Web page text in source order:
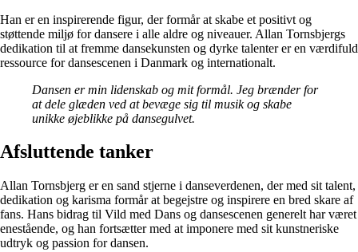
Han er en inspirerende figur, der formår at skabe et positivt og
støttende miljø for dansere i alle aldre og niveauer. Allan Tornsbjergs
dedikation til at fremme dansekunsten og dyrke talenter er en værdifuld
ressource for dansescenen i Danmark og internationalt.
Dansen er min lidenskab og mit formål. Jeg brænder for
at dele glæden ved at bevæge sig til musik og skabe
unikke øjeblikke på dansegulvet.
Afsluttende tanker
Allan Tornsbjerg er en sand stjerne i danseverdenen, der med sit talent,
dedikation og karisma formår at begejstre og inspirere en bred skare af
fans. Hans bidrag til Vild med Dans og dansescenen generelt har været
enestående, og han fortsætter med at imponere med sit kunstneriske
udtryk og passion for dansen.